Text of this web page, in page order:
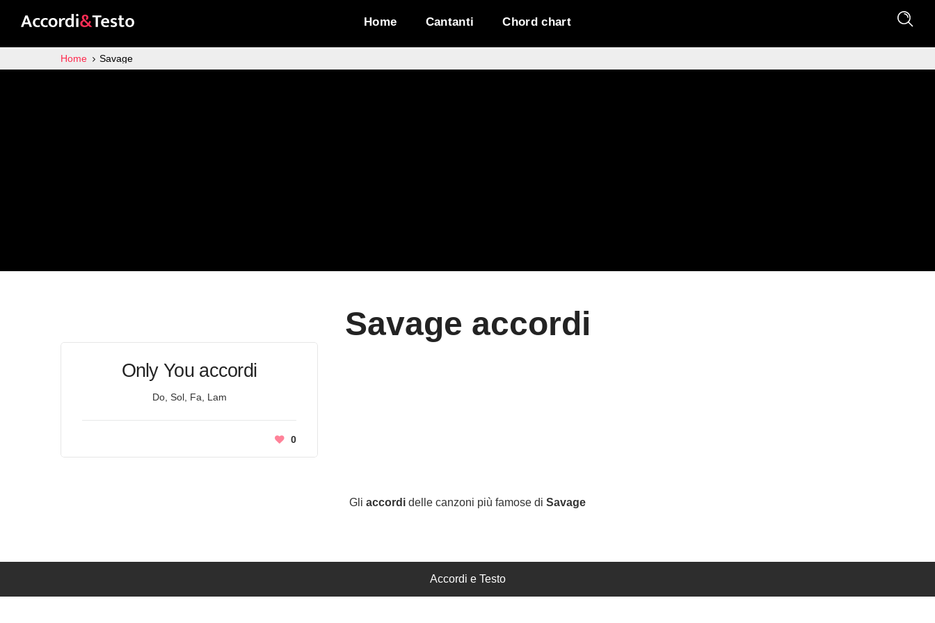
Home Cantanti Chord chart
Home Savage
Savage accordi
Only You accordi
Do, Sol, Fa, Lam
0
Gli accordi delle canzoni più famose di Savage
Accordi e Testo